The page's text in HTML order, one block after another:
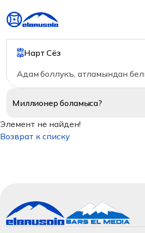
Нарт Сёз
Адам боллукъ, атламындан
Миллионерболамыса?
Элемент не найден!
Возврат к списку